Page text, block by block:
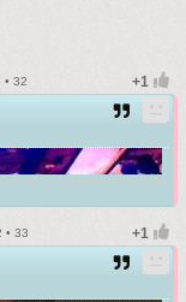
• 32
• 33